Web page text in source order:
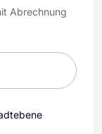
Abrechnung